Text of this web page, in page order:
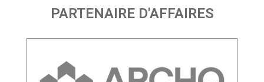
PARTENAIRE D'AFFAIRES